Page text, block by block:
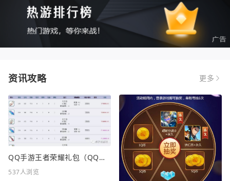
资讯攻略 更多
QQ手游王者荣耀礼包（QQ手游王者荣耀礼包在哪领）
537人浏览